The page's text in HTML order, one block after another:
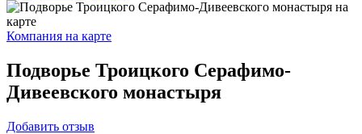
Компания на карте
Подворье Троицкого Серафимо-
Дивеевского монастыря
Добавить отзыв